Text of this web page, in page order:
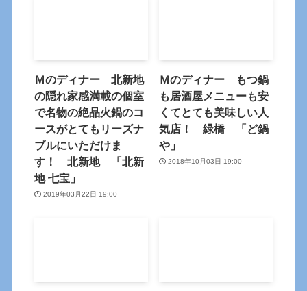
Ｍのディナー 北新地
の隠れ家感満載の個室
で名物の絶品火鍋のコ
ースがとてもリーズナ
ブルにいただけま
す！ 北新地 「北新
地 七宝」
2019年03月22日 19:00
Ｍのディナー もつ鍋
も居酒屋メニューも安
くてとても美味しい人
気店！ 緑橋 「ど鍋
や」
2018年10月03日 19:00